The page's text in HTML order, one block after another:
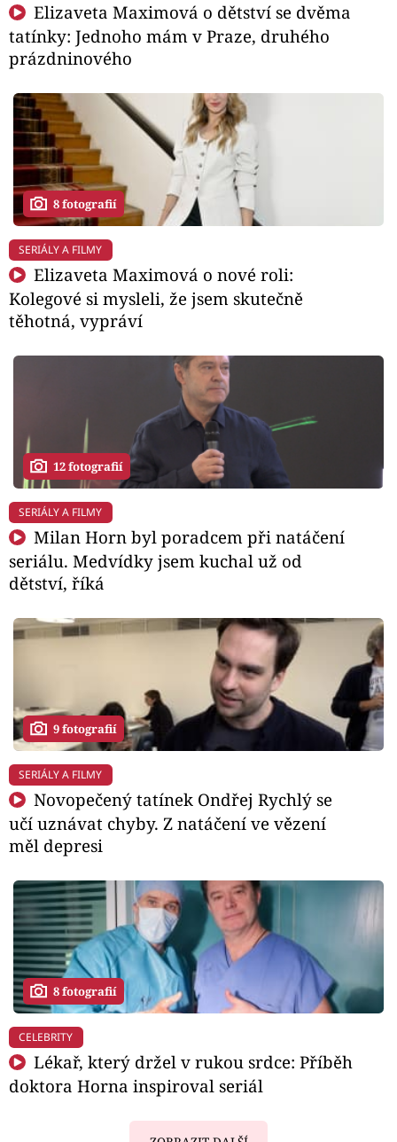
Elizaveta Maximová o dětství se dvěma
tatínky: Jednoho mám v Praze, druhého
prázdninového
8 fotografií
SERIÁLY A FILMY
Elizaveta Maximová o nové roli:
Kolegové si mysleli, že jsem skutečně
těhotná, vypráví
12 fotografií
SERIÁLY A FILMY
Milan Horn byl poradcem při natáčení
seriálu. Medvídky jsem kuchal už od
dětství, říká
9 fotografií
SERIÁLY A FILMY
Novopečený tatínek Ondřej Rychlý se
učí uznávat chyby. Z natáčení ve vězení
měl depresi
8 fotografií
CELEBRITY
Lékař, který držel v rukou srdce: Příběh
doktora Horna inspiroval seriál